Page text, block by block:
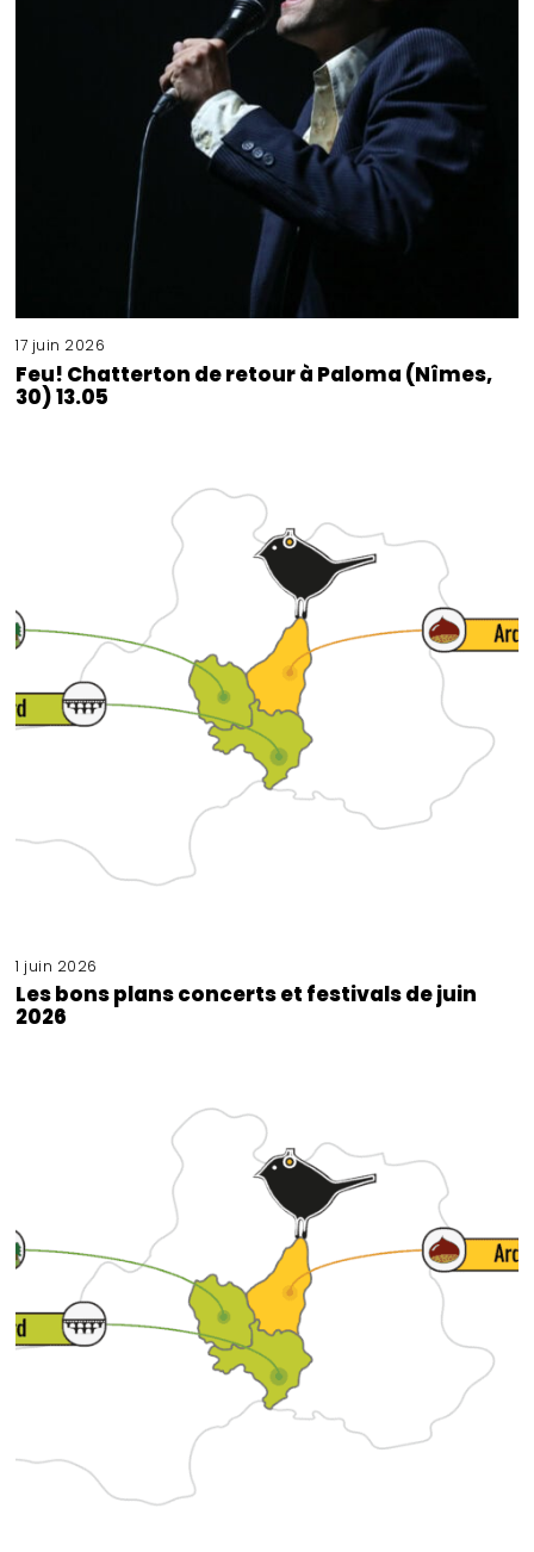
17 juin 2026
Feu! Chatterton de retour à Paloma (Nîmes,
30) 13.05
1 juin 2026
Les bons plans concerts et festivals de juin
2026